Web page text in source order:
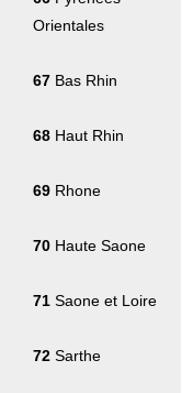
Orientales
67 Bas Rhin
68 Haut Rhin
69 Rhone
70 Haute Saone
71 Saone et Loire
72 Sarthe